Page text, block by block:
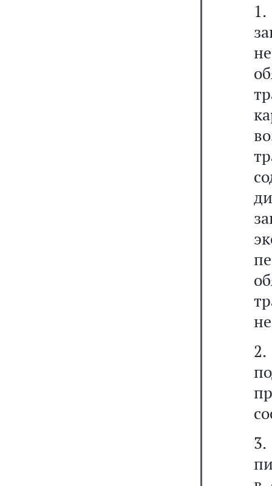
3.